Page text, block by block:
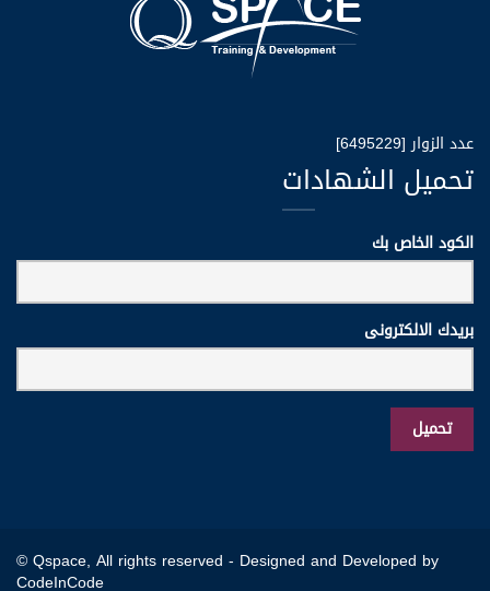
عدد الزوار [6495229]
تحميل الشهادات
الكود الخاص بك
بريدك الالكترونى
© Qspace, All rights reserved - Designed and Developed by
CodeInCode